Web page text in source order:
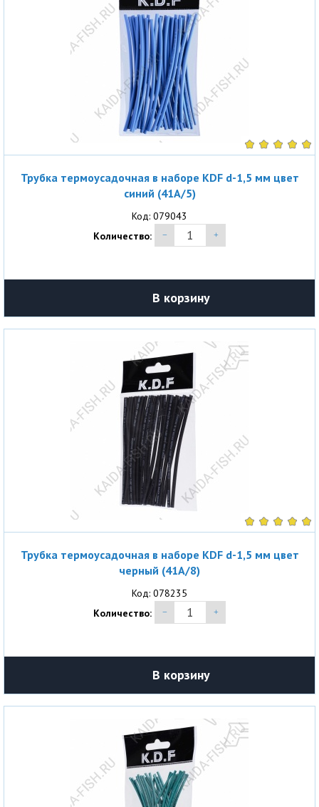
Трубка термоусадочная в наборе KDF d-1,5 мм цвет
синий (41A/5)
Код: 079043
Количество:
В корзину
Трубка термоусадочная в наборе KDF d-1,5 мм цвет
черный (41A/8)
Код: 078235
Количество:
В корзину